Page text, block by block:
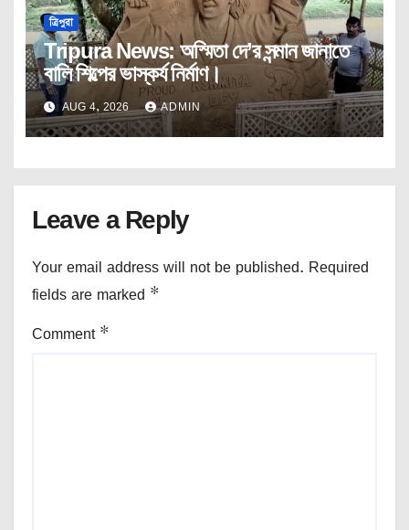
ত্রিপুরা
Tripura News: অস্মিতা দে’র সন্মান জানাতে
বালি শিল্পের ভাস্কর্য নির্মাণ।
AUG 4, 2026 ADMIN
Leave a Reply
Your email address will not be published. Required
fields are marked *
Comment *